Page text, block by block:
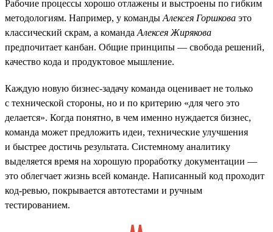
Рабочие процессы хорошо отлажены и выстроены по гибким
методологиям. Например, у команды Алексея Горшкова это
классический скрам, а команда Алексея Жирякова
предпочитает канбан. Общие принципы — свобода решений,
качество кода и продуктовое мышление.
Каждую новую бизнес-задачу команда оценивает не только
с технической стороны, но и по критерию «для чего это
делается». Когда понятно, в чем именно нуждается бизнес,
команда может предложить идеи, технические улучшения
и быстрее достичь результата. Системному аналитику
выделяется время на хорошую проработку документации —
это облегчает жизнь всей команде. Написанный код проходит
код-ревью, покрывается автотестами и ручным
тестированием.